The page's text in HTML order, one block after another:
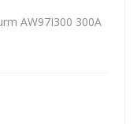
AW97I300 300А